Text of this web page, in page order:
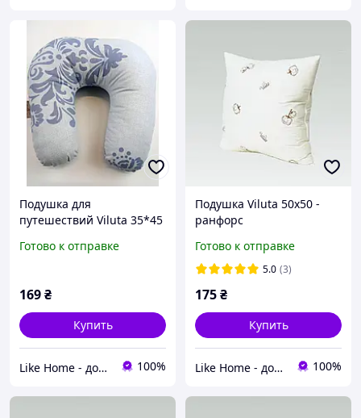
Подушка для
путешествий Viluta 35*45
Готово к отправке
169₴
Купить
Like Home - домашний уют для всей семьи. Будьте как дома 🤗 100%
Подушка Viluta 50x50 -
ранфорс
Готово к отправке
5.0 (3)
175₴
Купить
Like Home - домашний уют для всей семьи. Будьте как дома 🤗 100%